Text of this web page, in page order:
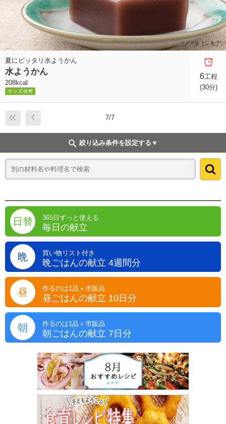
夏にピッタリ水ようかん
水ようかん
208kcal
6工程
(30分)
7/7
絞り込み条件を設定する
日替 365日ずっと使える
毎日の献立
晩 買い物リスト付き
晩ごはんの献立 4週間分
昼 作るのは1品＋市販品
昼ごはんの献立 10日分
朝 作るのは1品＋市販品
朝ごはんの献立 7日分